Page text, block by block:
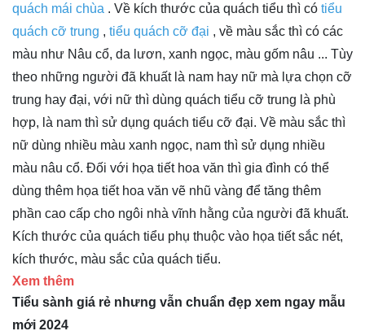
quách mái chùa . Về kích thước của quách tiểu thì có tiểu
quách cỡ trung , tiểu quách cỡ đại , về màu sắc thì có các
màu như Nâu cổ, da lươn, xanh ngọc, màu gốm nâu ... Tùy
theo những người đã khuất là nam hay nữ mà lựa chọn cỡ
trung hay đại, với nữ thì dùng quách tiểu cỡ trung là phù
hợp, là nam thì sử dụng quách tiểu cỡ đại. Về màu sắc thì
nữ dùng nhiều màu xanh ngọc, nam thì sử dụng nhiều
màu nâu cổ. Đối với họa tiết hoa văn thì gia đình có thể
dùng thêm họa tiết hoa văn vẽ nhũ vàng để tăng thêm
phần cao cấp cho ngôi nhà vĩnh hằng của người đã khuất.
Kích thước của quách tiểu phụ thuộc vào họa tiết sắc nét,
kích thước, màu sắc của quách tiểu.
Xem thêm
Tiểu sành giá rẻ nhưng vẫn chuẩn đẹp xem ngay mẫu
mới 2024